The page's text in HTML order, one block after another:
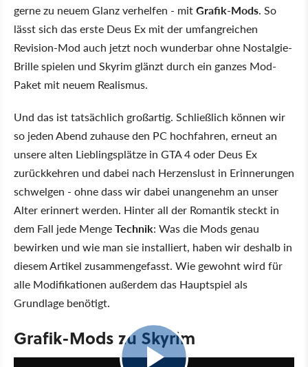
gerne zu neuem Glanz verhelfen - mitGrafik-Mods. So
lässt sich das erste Deus Ex mit der umfangreichen
Revision-Mod auch jetzt noch wunderbar ohne Nostalgie-
Brille spielen und Skyrim glänzt durch ein ganzes Mod-
Paket mit neuem Realismus.
Und das ist tatsächlich großartig. Schließlich können wir
so jeden Abend zuhause den PC hochfahren, erneut an
unsere alten Lieblingsplätze in GTA 4 oder Deus Ex
zurückkehren und dabei nach Herzenslust in Erinnerungen
schwelgen - ohne dass wir dabei unangenehm an unser
Alter erinnert werden. Hinter all der Romantik steckt in
dem Fall jede MengeTechnik: Was die Mods genau
bewirken und wie man sie installiert, haben wir deshalb in
diesem Artikel zusammengefasst. Wie gewohnt wird für
alle Modifikationen außerdem das Hauptspiel als
Grundlage benötigt.
Grafik-Mods zu Skyrim